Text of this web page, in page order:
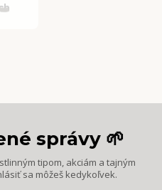
správy 🌱
tipom, akciám a tajným
sa môžeš kedykoľvek.